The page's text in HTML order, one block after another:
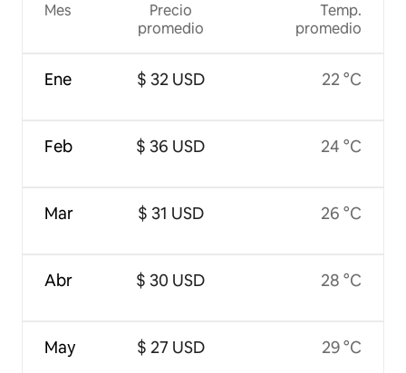
Mes
Ene
Feb
Mar
Abr
May
Precio
promedio
$ 32 USD
$ 36 USD
$ 31 USD
$ 30 USD
$ 27 USD
Temp.
promedio
22 °C
24 °C
26 °C
28 °C
29 °C